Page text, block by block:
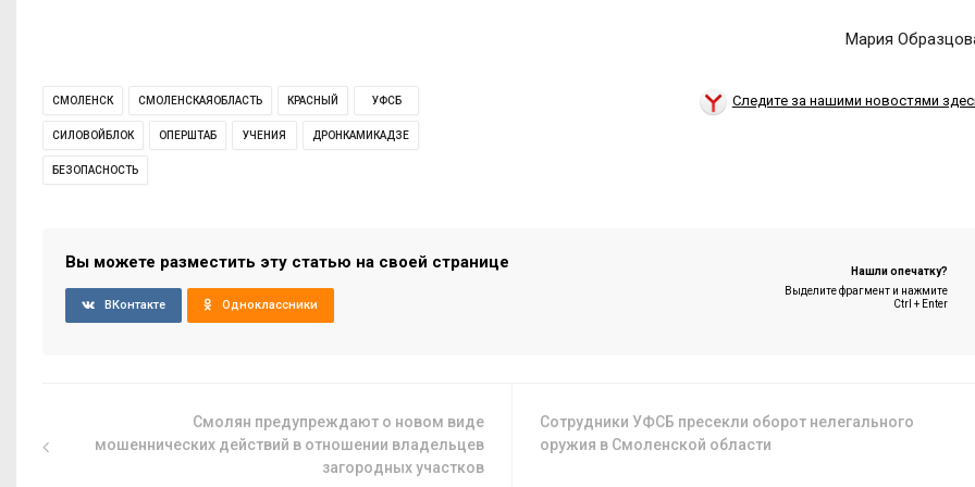
Мария
СМОЛЕНСК СМОЛЕНСКАЯОБЛАСТЬ КРАСНЫЙ УФСБ
СИЛОВОЙБЛОК ОПЕРШТАБ УЧЕНИЯ ДРОНКАМИКАДЗЕ
БЕЗОПАСНОСТЬ
Следите за нашими новостями
Вы можете разместить эту статью на своей странице
ВКонтакте Одноклассники
Нашли опечатку?
Выделите фрагмент и нажмите
Ctrl + Enter
Смолян предупреждают о новом виде
мошеннических действий в отношении владельцев
загородных участков
Сотрудники УФСБ пресекли оборот нелегального
оружия в Смоленской области